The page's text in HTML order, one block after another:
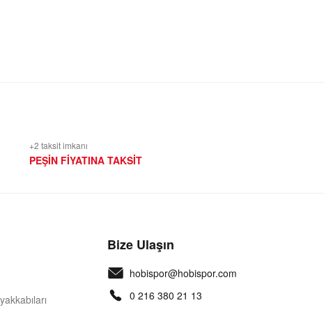
+2 taksit imkanı
PEŞİN FİYATINA TAKSİT
Bize Ulaşın
hobispor@hobispor.com
0 216 380 21 13